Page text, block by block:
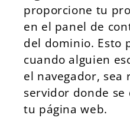
proporcione tu
en el panel de
del dominio. Esto
cuando alguien
el navegador, sea
servidor donde
tu página web.